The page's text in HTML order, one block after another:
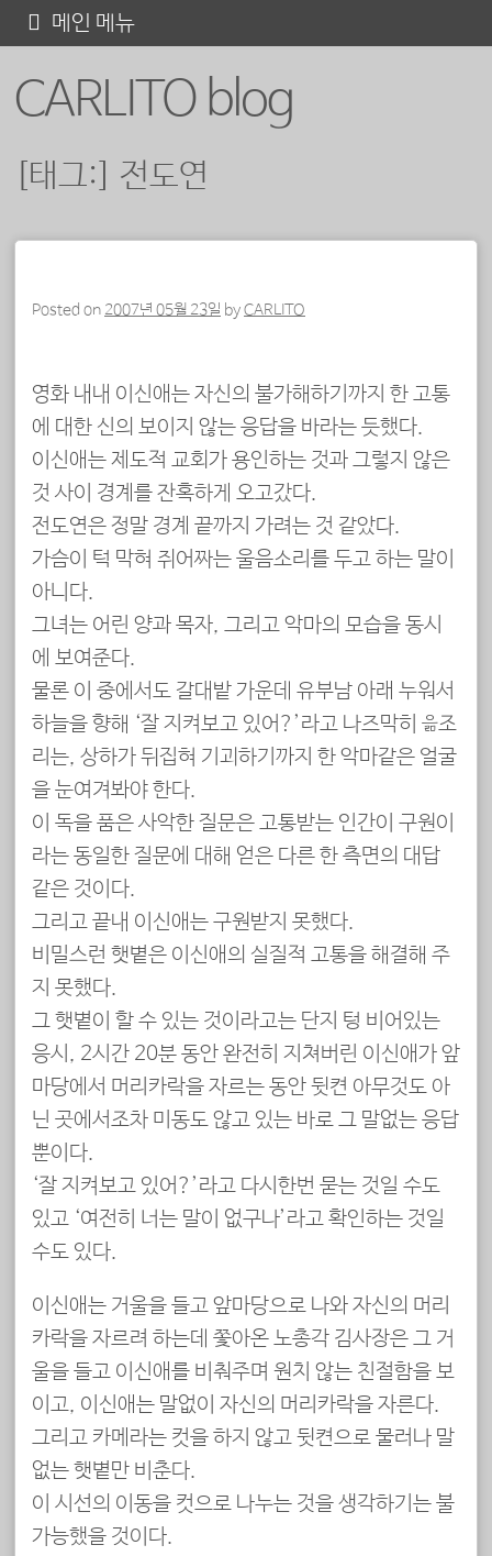
CARLITO blog
메인 메뉴
텐
[태그:] 전도연
Posted on 2007년 05월 23일 byCARLITO
영화 내내 이신애는 자신의 불가해하기까지 한 고통
에 대한 신의 보이지 않는 응답을 바라는 듯했다.
이신애는 제도적 교회가 용인하는 것과 그렇지 않은
것 사이 경계를 잔혹하게 오고갔다.
전도연은 정말 경계 끝까지 가려는 것 같았다.
가슴이 턱 막혀 쥐어짜는 울음소리를 두고 하는 말이
아니다.
그녀는 어린 양과 목자, 그리고 악마의 모습을 동시
에 보여준다.
물론 이 중에서도 갈대밭 가운데 유부남 아래 누워서
하늘을 향해 ‘잘 지켜보고 있어?’라고 나즈막히 읆조
리는, 상하가 뒤집혀 기괴하기까지 한 악마같은 얼굴
을 눈여겨봐야 한다.
이 독을 품은 사악한 질문은 고통받는 인간이 구원이
라는 동일한 질문에 대해 얻은 다른 한 측면의 대답
같은 것이다.
그리고 끝내 이신애는 구원받지 못했다.
비밀스런 햇볕은 이신애의 실질적 고통을 해결해 주
지 못했다.
그 햇볕이 할 수 있는 것이라고는 단지 텅 비어있는
응시, 2시간 20분 동안 완전히 지쳐버린 이신애가 앞
마당에서 머리카락을 자르는 동안 뒷켠 아무것도 아
닌 곳에서조차 미동도 않고 있는 바로 그 말없는 응답
뿐이다.
‘잘 지켜보고 있어?’라고 다시한번 묻는 것일 수도
있고 ‘여전히 너는 말이 없구나’라고 확인하는 것일
수도 있다.
이신애는 거울을 들고 앞마당으로 나와 자신의 머리
카락을 자르려 하는데 쫓아온 노총각 김사장은 그 거
울을 들고 이신애를 비춰주며 원치 않는 친절함을 보
이고, 이신애는 말없이 자신의 머리카락을 자른다.
그리고 카메라는 컷을 하지 않고 뒷켠으로 물러나 말
없는 햇볕만 비춘다.
이 시선의 이동을 컷으로 나누는 것을 생각하기는 불
가능했을 것이다.